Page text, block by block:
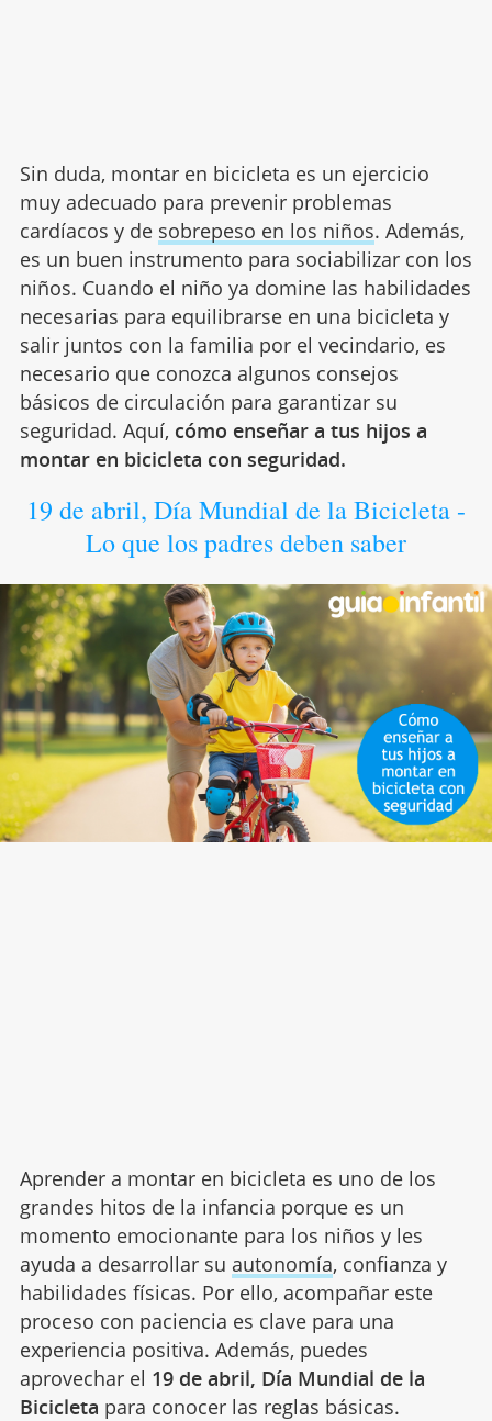
Sin duda, montar en bicicleta es un ejercicio
muy adecuado para prevenir problemas
cardíacos y de sobrepeso en los niños. Además,
es un buen instrumento para sociabilizar con los
niños. Cuando el niño ya domine las habilidades
necesarias para equilibrarse en una bicicleta y
salir juntos con la familia por el vecindario, es
necesario que conozca algunos consejos
básicos de circulación para garantizar su
seguridad. Aquí, cómo enseñar a tus hijos a
montar en bicicleta con seguridad.
19 de abril, Día Mundial de la Bicicleta -
Lo que los padres deben saber
Aprender a montar en bicicleta es uno de los
grandes hitos de la infancia porque es un
momento emocionante para los niños y les
ayuda a desarrollar su autonomía, confianza y
habilidades físicas. Por ello, acompañar este
proceso con paciencia es clave para una
experiencia positiva. Además, puedes
aprovechar el 19 de abril, Día Mundial de la
Bicicleta para conocer las reglas básicas.